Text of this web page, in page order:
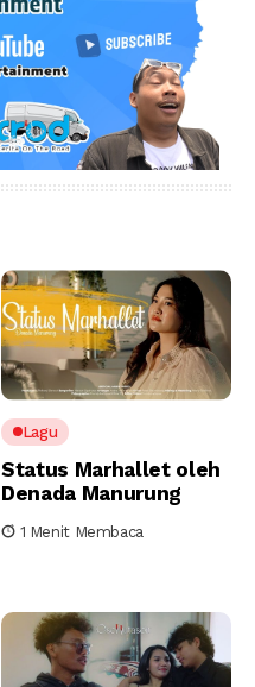
Lagu
Status Marhallet oleh
Denada Manurung
1 Menit Membaca